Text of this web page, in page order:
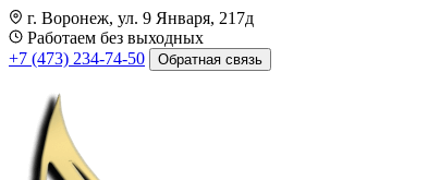
г. Воронеж, ул. 9 Января, 217д
Работаем без выходных
+7 (473) 234-74-50
Обратная связь